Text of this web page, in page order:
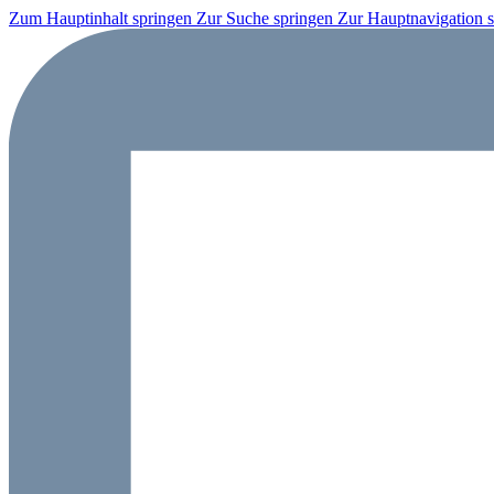
Zum Hauptinhalt springen Zur Suche springen Zur Hauptnavigation